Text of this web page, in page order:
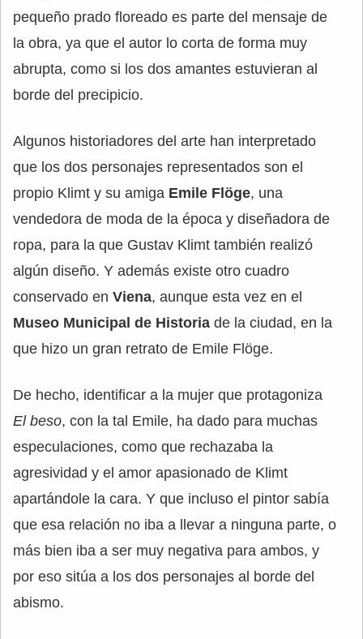
pequeño prado floreado es parte del mensaje de
la obra, ya que el autor lo corta de forma muy
abrupta, como si los dos amantes estuvieran al
borde del precipicio.
Algunos historiadores del arte han interpretado
que los dos personajes representados son el
propio Klimt y su amiga Emile Flöge, una
vendedora de moda de la época y diseñadora de
ropa, para la que Gustav Klimt también realizó
algún diseño. Y además existe otro cuadro
conservado en Viena, aunque esta vez en el
Museo Municipal de Historia de la ciudad, en la
que hizo un gran retrato de Emile Flöge.
De hecho, identificar a la mujer que protagoniza
El beso, con la tal Emile, ha dado para muchas
especulaciones, como que rechazaba la
agresividad y el amor apasionado de Klimt
apartándole la cara. Y que incluso el pintor sabía
que esa relación no iba a llevar a ninguna parte, o
más bien iba a ser muy negativa para ambos, y
por eso sitúa a los dos personajes al borde del
abismo.